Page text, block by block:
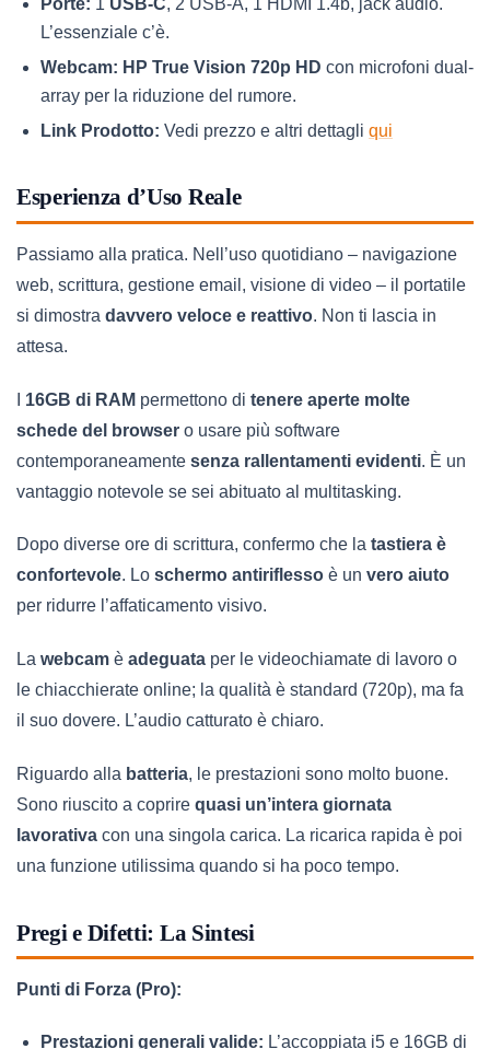
Porte: 1 USB-C, 2 USB-A, 1 HDMI 1.4b, jack audio.
L’essenziale c’è.
Webcam: HP True Vision 720p HD con microfoni dual-
array per la riduzione del rumore.
Link Prodotto: Vedi prezzo e altri dettagli qui
Esperienza d’Uso Reale
Passiamo alla pratica. Nell’uso quotidiano – navigazione
web, scrittura, gestione email, visione di video – il portatile
si dimostra davvero veloce e reattivo. Non ti lascia in
attesa.
16GB di RAM permettono di tenere aperte molte
schede del browser o usare più software
contemporaneamente senza rallentamenti evidenti. È un
vantaggio notevole se sei abituato al multitasking.
Dopo diverse ore di scrittura, confermo che la tastiera è
confortevole. Lo schermo antiriflesso è un vero aiuto
per ridurre l’affaticamento visivo.
La webcam è adeguata per le videochiamate di lavoro o
le chiacchierate online; la qualità è standard (720p), ma fa
il suo dovere. L’audio catturato è chiaro.
Riguardo alla batteria, le prestazioni sono molto buone.
Sono riuscito a coprire quasi un’intera giornata
lavorativa con una singola carica. La ricarica rapida è poi
una funzione utilissima quando si ha poco tempo.
Pregi e Difetti: La Sintesi
Punti di Forza (Pro):
Prestazioni generali valide: L’accoppiata i5 e 16GB di